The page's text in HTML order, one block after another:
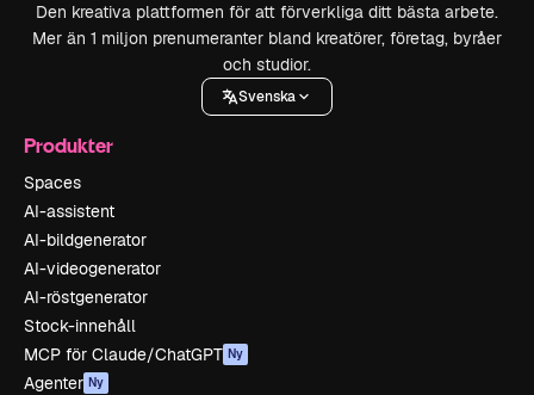
Den kreativa plattformen för att förverkliga ditt bästa arbete.
Mer än 1 miljon prenumeranter bland kreatörer, företag, byråer
och studior.
Svenska
Produkter
Spaces
AI-assistent
AI-bildgenerator
AI-videogenerator
AI-röstgenerator
Stock-innehåll
MCP för Claude/ChatGPT Ny
Agenter Ny